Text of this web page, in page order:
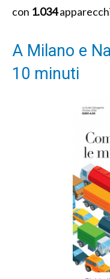
con 1.034
A Milano e
10 minuti